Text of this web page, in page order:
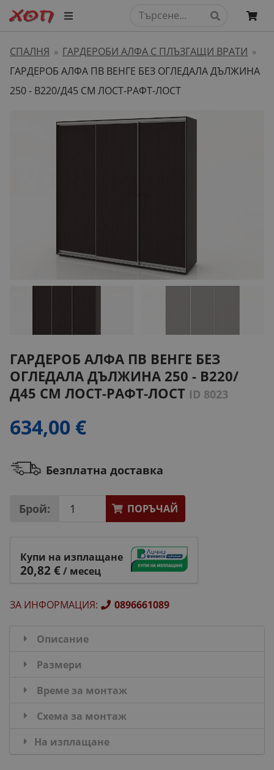
СПАЛНЯ » ГАРДЕРОБИ АЛФА С ПЛЪЗГАЩИ ВРАТИ »
ГАРДЕРОБ АЛФА ПВ ВЕНГЕ БЕЗ ОГЛЕДАЛА ДЪЛЖИНА
250 - В220/Д45 СМ ЛОСТ-РАФТ-ЛОСТ
ГАРДЕРОБ АЛФА ПВ ВЕНГЕ БЕЗ
ОГЛЕДАЛА ДЪЛЖИНА 250 - В220/
Д45 СМ ЛОСТ-РАФТ-ЛОСТ ID 8023
634,00 €
Безплатна доставка
Брой: ПОРЪЧАЙ
Купи на изплащане
20,82 €/ месец
ЗА ИНФОРМАЦИЯ: 0896661089
Описание
Размери
Време за монтаж
Схема за монтаж
На изплащане